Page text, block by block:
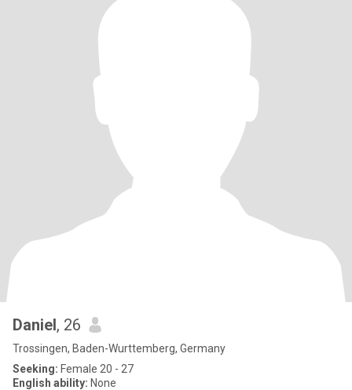
Daniel, 26
Trossingen, Baden-Wurttemberg, Germany
Seeking: Female 20 - 27
English ability: None